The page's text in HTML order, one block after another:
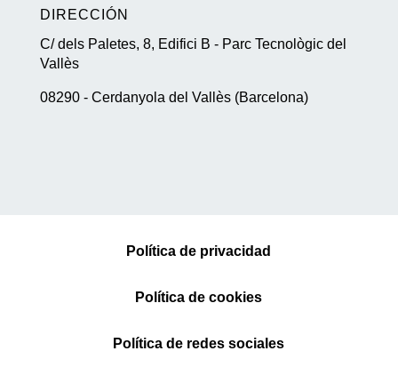
DIRECCIÓN
C/ dels Paletes, 8, Edifici B - Parc Tecnològic del
Vallès
08290 - Cerdanyola del Vallès (Barcelona)
Política de privacidad
Política de cookies
Política de redes sociales